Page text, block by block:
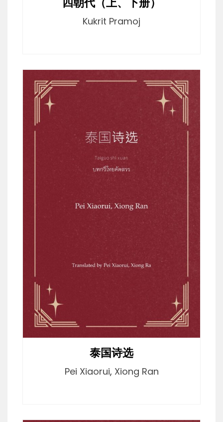
Kukrit Pramoj
泰国诗选
Pei Xiaorui, Xiong Ran